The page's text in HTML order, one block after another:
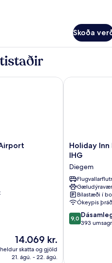
Skoða
Verðið
er
14.069 kr.
14.069 kr.
skatta og gjöld
21. ágú. - 22. ágú.
Holiday
Inn
Airport
by
IHG
Diegem
Holiday
IHG
Diegem
Bílastæði í
Ókeypis
9.0
af
9,0
393
Holiday Inn